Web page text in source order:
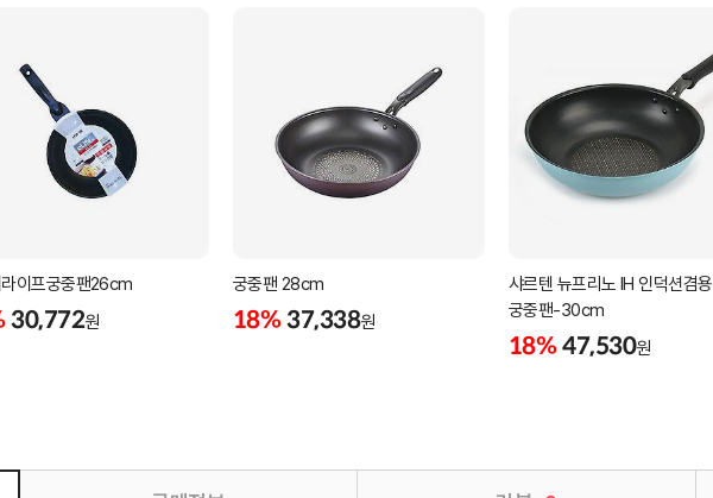
이프궁중팬26cm
30,772원
궁중팬 28cm
18% 37,338원
샤르텐 뉴프리노 IH 인덕션겸용
궁중팬-30cm
18% 47,530원